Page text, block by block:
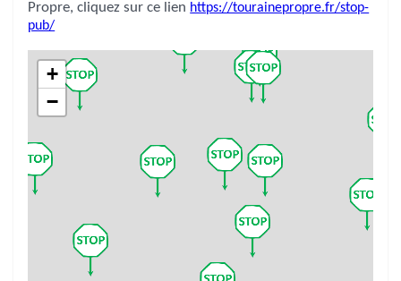
Propre, cliquez sur ce lien https://tourainepropre.fr/stop-
pub/
+
−